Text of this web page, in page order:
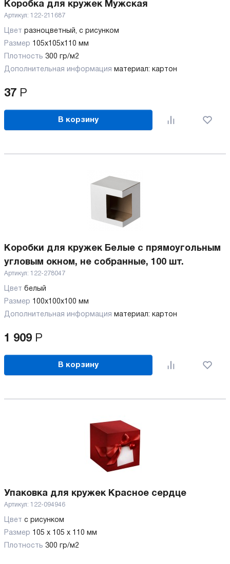
Коробка для кружек Мужская
Артикул: 122-211687
Цвет разноцветный, с рисунком
Размер 105х105х110 мм
Плотность 300 гр/м2
Дополнительная информация материал: картон
37 Р
В корзину
Коробки для кружек Белые с прямоугольным
угловым окном, не собранные, 100 шт.
Артикул: 122-278047
Цвет белый
Размер 100х100х100 мм
Дополнительная информация материал: картон
1 909 Р
В корзину
Упаковка для кружек Красное сердце
Артикул: 122-094946
Цвет с рисунком
Размер 105 х 105 х 110 мм
Плотность 300 гр/м2